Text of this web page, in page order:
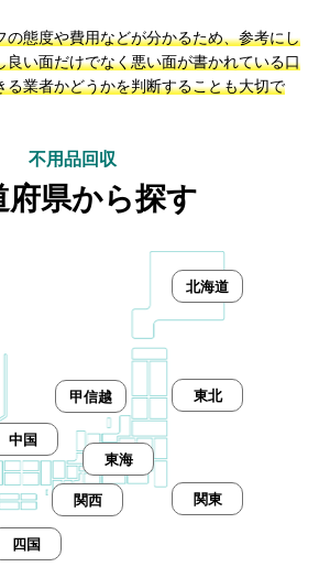
の態度や費用などが分かるため、参考にし
良い面だけでなく悪い面が書かれている口
る業者かどうかを判断することも大切で
不用品回収
府県から探す
北海道
東北
甲信越
東海
関東
関西
中国
四国